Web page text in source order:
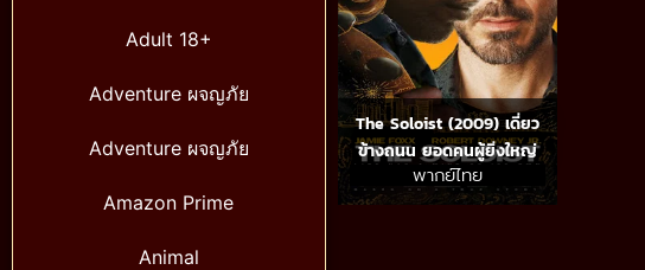
Adult 18+
Adventure ผจญภัย
Adventure ผจญภัย
Amazon Prime
Animal
The Soloist (2009) เดี่ยว
ข้างถนน ยอดคนผู้ยิ่งใหญ่
พากย์ไทย